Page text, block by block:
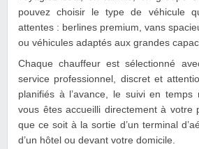
pouvez choisir le type de véhicule
attentes : berlines premium, vans
ou véhicules adaptés aux grandes
Chaque chauffeur est sélectionné
service professionnel, discret et
planifiés à l’avance, le suivi en
vous êtes accueilli directement à votre
que ce soit à la sortie d’un terminal
d’un hôtel ou devant votre domicile.